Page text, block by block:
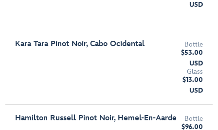
USD
Kara Tara Pinot Noir, Cabo Ocidental
Bottle
$53.00
USD
Glass
$13.00
USD
Hamilton Russell Pinot Noir, Hemel-En-Aarde
Bottle
$96.00